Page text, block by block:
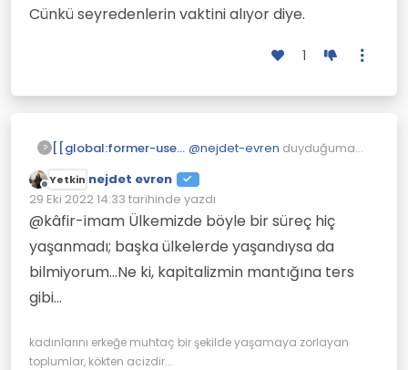
Cünkü seyredenlerin vaktini alıyor diye.
1
? [[global:former-user]] @nejdet-evren
çıktığı yıllarda reklam yapanlar
izleyiciye ödeme yapıyormuş.
Yani maliyete ekleme yapmak
yerine maliyetten dusuyormus
reklam giderini.
Cünkü seyredenlerin vaktini
Çevrimdışı
Yetkin nejdet evren
29 Eki 2022 14:33 tarihinde yazdı
Son düzenleyen:
@kâfir-imam Ülkemizde böyle bir süreç hiç
yaşanmadı; başka ülkelerde yaşandıysa da
bilmiyorum...Ne ki, kapitalizmin mantığına ters
gibi...
kadınlarını erkeğe muhtaç bir şekilde yaşamaya zorlayan
toplumlar, kökten acizdir...